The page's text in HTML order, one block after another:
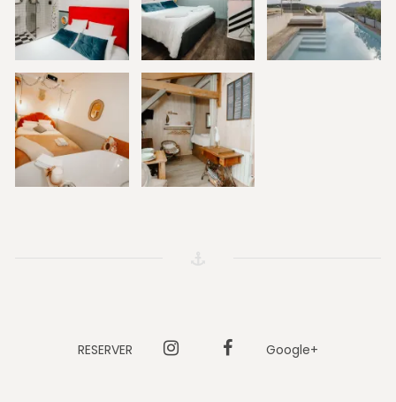
RESERVER InstagramFacebookGoogle+